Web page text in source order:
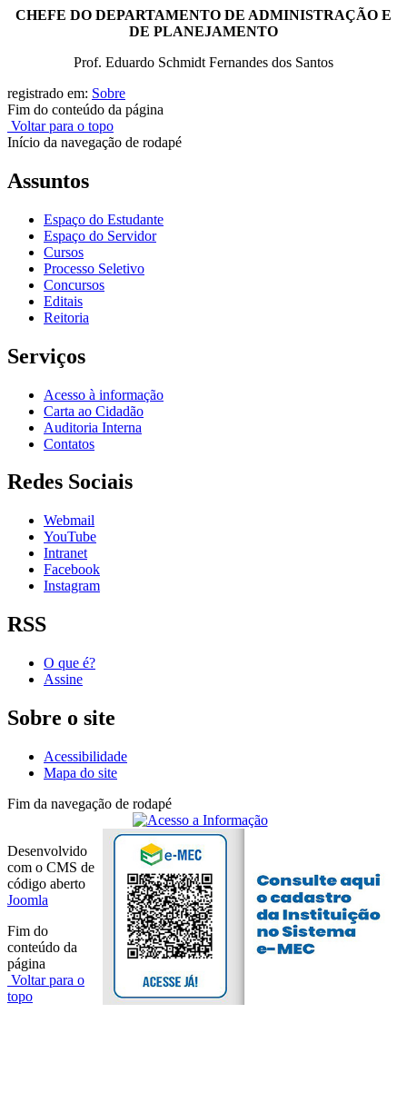
CHEFE DO DEPARTAMENTO DE ADMINISTRAÇÃO E
DE PLANEJAMENTO
Prof. Eduardo Schmidt Fernandes dos Santos
registrado em: Sobre
Fim do conteúdo da página
Voltar para o topo
Início da navegação de rodapé
Assuntos
Espaço do Estudante
Espaço do Servidor
Cursos
Processo Seletivo
Concursos
Editais
Reitoria
Serviços
Acesso à informação
Carta ao Cidadão
Auditoria Interna
Contatos
Redes Sociais
Webmail
YouTube
Intranet
Facebook
Instagram
RSS
O que é?
Assine
Sobre o site
Acessibilidade
Mapa do site
Fim da navegação de rodapé
Desenvolvido
com o CMS de
código aberto
Joomla
Fim do
conteúdo da
página
Voltar para o
topo